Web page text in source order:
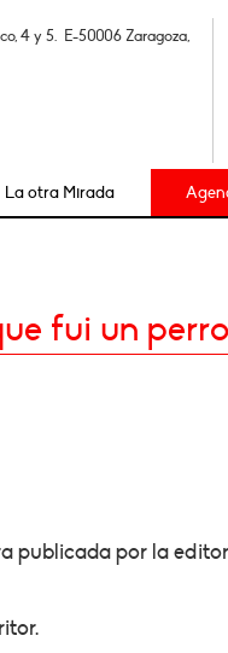
4 y 5. E-50006 Zaragoza,
La otra Mirada
fui un
publicada por la